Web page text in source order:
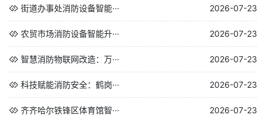
街道办事处消防设备智能··· 2026-07-23
农贸市场消防设备智能升··· 2026-07-23
智慧消防物联网改造：万··· 2026-07-23
科技赋能消防安全：鹤岗··· 2026-07-23
齐齐哈尔铁锋区体育馆智··· 2026-07-23